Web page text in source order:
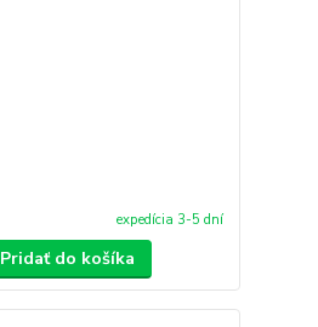
expedícia 3-5 dní
Pridať do košíka